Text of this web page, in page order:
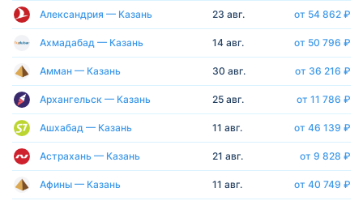
Александрия — Казань 23 авг. от 54 862 ₽
Ахмадабад — Казань 14 авг. от 50 796 ₽
Амман — Казань 30 авг. от 36 216 ₽
Архангельск — Казань 25 авг. от 11 786 ₽
Ашхабад — Казань 11 авг. от 46 139 ₽
Астрахань — Казань 21 авг. от 9 828 ₽
Афины — Казань 11 авг. от 40 749 ₽